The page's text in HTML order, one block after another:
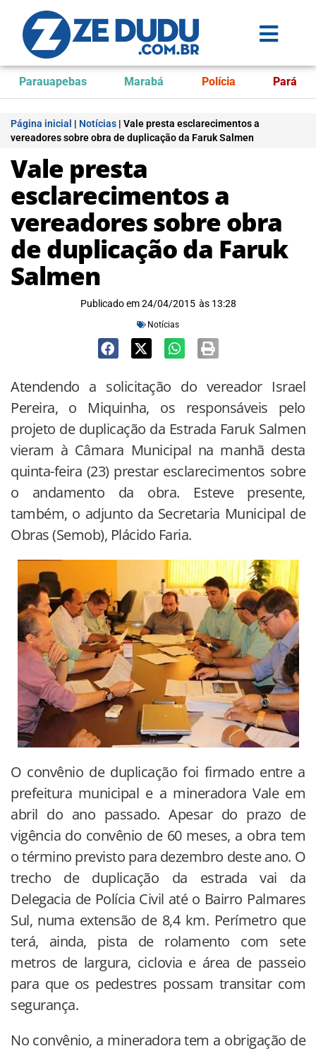
Parauapebas Marabá Polícia Pará
Página inicial | Notícias | Vale presta esclarecimentos a
vereadores sobre obra de duplicação da Faruk Salmen
Vale presta
esclarecimentos a
vereadores sobre obra
de duplicação da Faruk
Salmen
Publicado em 24/04/2015 às 13:28
Notícias
Atendendo a solicitação do vereador Israel
Pereira, o Miquinha, os responsáveis pelo
projeto de duplicação da Estrada Faruk Salmen
vieram à Câmara Municipal na manhã desta
quinta-feira (23) prestar esclarecimentos sobre
o andamento da obra. Esteve presente,
também, o adjunto da Secretaria Municipal de
Obras (Semob), Plácido Faria.
O convênio de duplicação foi firmado entre a
prefeitura municipal e a mineradora Vale em
abril do ano passado. Apesar do prazo de
vigência do convênio de 60 meses, a obra tem
o término previsto para dezembro deste ano. O
trecho de duplicação da estrada vai da
Delegacia de Polícia Civil até o Bairro Palmares
Sul, numa extensão de 8,4 km. Perímetro que
terá, ainda, pista de rolamento com sete
metros de largura, ciclovia e área de passeio
para que os pedestres possam transitar com
segurança.
No convênio, a mineradora tem a obrigação de